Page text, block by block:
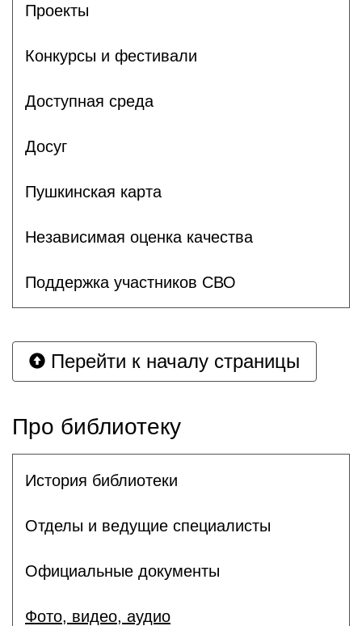
Проекты
Конкурсы и фестивали
Доступная среда
Досуг
Пушкинская карта
Независимая оценка качества
Поддержка участников СВО
Перейти к началу страницы
Про библиотеку
История библиотеки
Отделы и ведущие специалисты
Официальные документы
Фото, видео, аудио